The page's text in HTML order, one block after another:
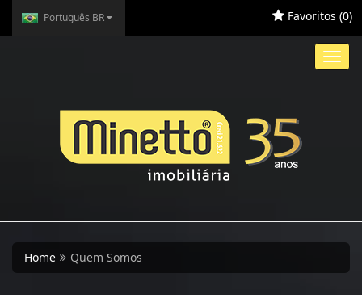
Português BR Favoritos (0)
Home Quem Somos